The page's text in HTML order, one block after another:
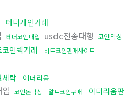
테더개인거래
테더코인매입 usdc전송대행 코인믹싱
코인퀵거래 비트코인판매사이트
세탁 이더리움
코인돈믹싱 알트코인구매
이더리움판